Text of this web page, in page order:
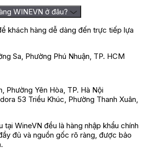
WINEVN ở đâu?
khách hàng dễ dàng đến trực tiếp lựa
Sa, Phường Phú Nhuận, TP. HCM
Phường Yên Hòa, TP. Hà Nội
53 Triều Khúc, Phường Thanh Xuân,
tại WineVN đều là hàng nhập khẩu chính
đủ và nguồn gốc rõ ràng, được bảo